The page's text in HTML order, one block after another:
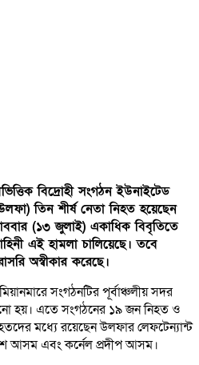
বিদ্রোহী সংগঠন ইউনাইটেড
তিন শীর্ষ নেতা নিহত হয়েছেন
(১৩ জুলাই) একাধিক বিবৃতিতে
এই হামলা চালিয়েছে। তবে
অস্বীকার করেছে।
সংগঠনটির পূর্বাঞ্চলীয় সদর
হয়। এতে সংগঠনের ১৯ জন নিহত ও
মধ্যে রয়েছেন উলফার লেফটেন্যান্ট
আসম এবং কর্নেল প্রদীপ আসম।